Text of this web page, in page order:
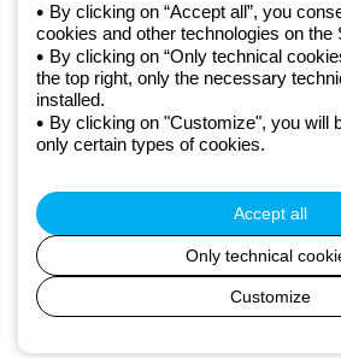
Polityka prywatności
Polityka cookies
Ogólne warunki sprzedaży
Wszystkie dokumenty
Deklaracja dostępności
Realizacja strony
to the direction and coordination of
00666341201 - Registered in the
Bologna. Fully paid-up capital: 10,000,000
By clicking on “Accept all”, you
cookies and other technologies on the
By clicking on “Only technical
the top right, only the necessary
installed.
By clicking on "Customize", you will
only certain types of cookies.
Accept all
Only technical
Customize